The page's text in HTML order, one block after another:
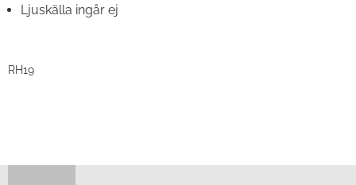
Ljuskälla ingår ej
RH19